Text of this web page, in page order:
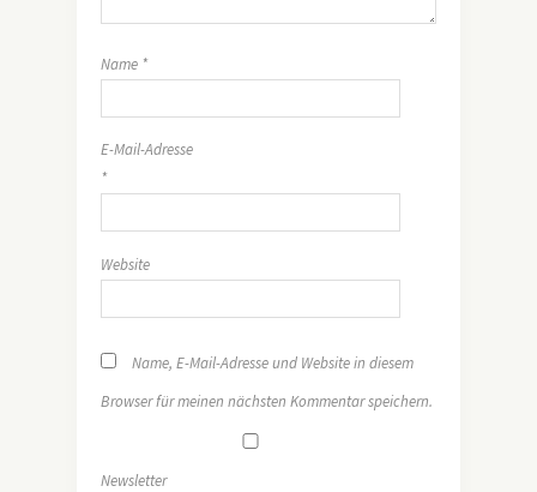
Name *
E-Mail-Adresse
*
Website
Name, E-Mail-Adresse und Website in diesem
Browser für meinen nächsten Kommentar speichern.
Newsletter